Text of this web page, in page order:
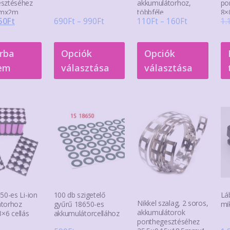
Ft 690Ft – 990FtÁrtartomány:
990Ft
Opciók
választása
Ennek
terméknek
több
A
változatok
a
termékoldalon
akkumulátorhoz,
többféle
110Ft – 160Ft
160Ft
Opciók
választása
több
es Li-ion
cellás
100 db szigetelő
gyűrű 18650-es
akkumulátorcellához
Nikkel szalag, 2 soros,
akkumulátorok
ponthegesztéséhez